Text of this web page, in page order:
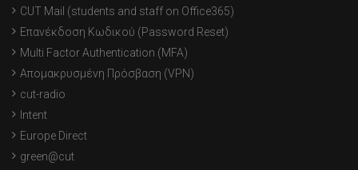
CUT Mail (students and staff on Office365)
Επανέκδοση Κωδικού (Password Reset)
Multi Factor Authentication (MFA)
Απομακρυσμένη Πρόσβαση (VPN)
cut-radio
Intent
Europe Direct
green@cut